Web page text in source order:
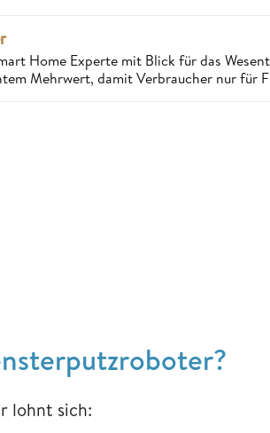
Home Experte mit Blick für das
Mehrwert, damit Verbraucher nur für
lohnt sich: